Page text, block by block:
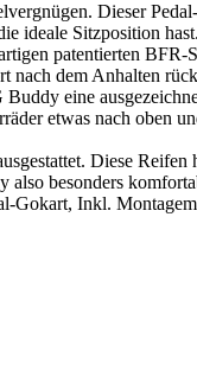
Dieser
ideale Sitzposition hast.
patentierten BFR-
nach dem Anhalten
eine
etwas nach oben
Diese Reifen
besonders
Gokart, Inkl.